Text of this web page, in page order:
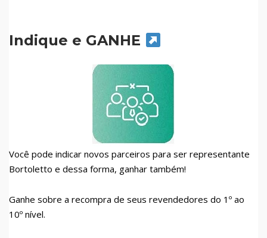
Indique e GANHE
Você pode indicar novos parceiros para ser representante
Bortoletto e dessa forma, ganhar também!
Ganhe sobre a recompra de seus revendedores do 1º ao
10º nível.